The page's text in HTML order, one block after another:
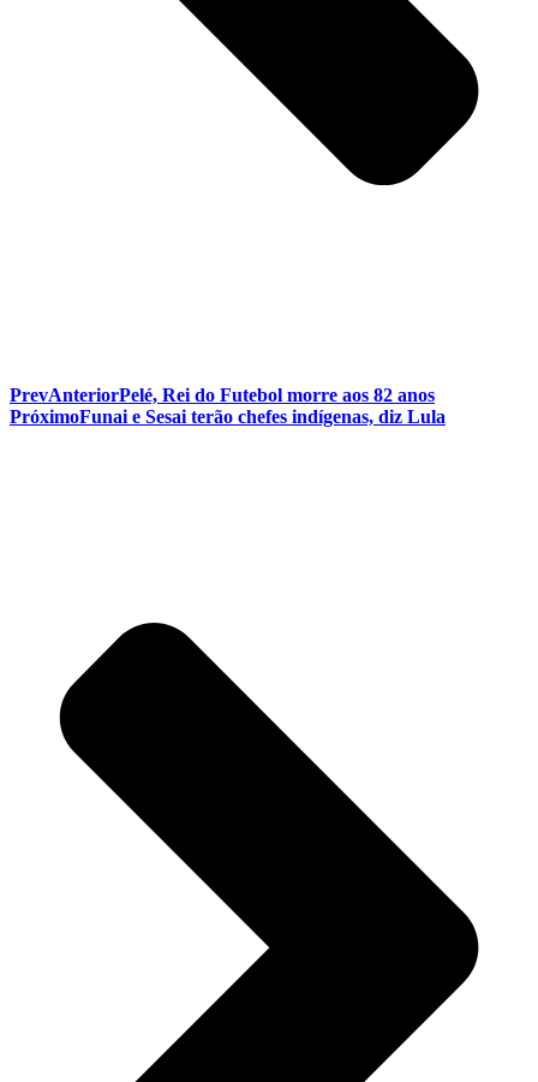
PrevAnteriorPelé, Rei do Futebol morre aos 82 anos
PróximoFunai e Sesai terão chefes indígenas, diz Lula